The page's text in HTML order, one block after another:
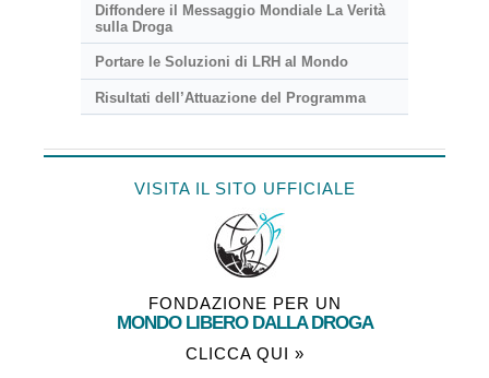
Diffondere il Messaggio Mondiale La Verità
sulla Droga
Portare le Soluzioni di LRH al Mondo
Risultati dell’Attuazione del Programma
VISITA IL SITO UFFICIALE
FONDAZIONE PER UN
MONDO LIBERO DALLA DROGA
CLICCA QUI »